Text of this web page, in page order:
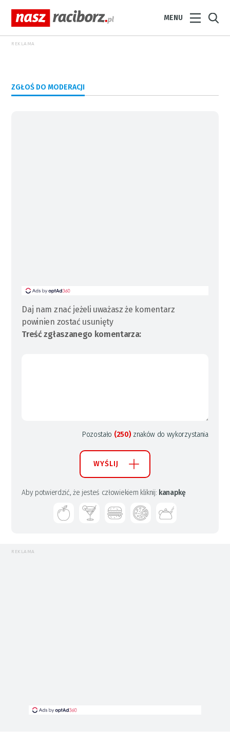
MENU
REKLAMA
ZGŁOŚ DO MODERACJI
Daj nam znać jeżeli uważasz że komentarz
powinien zostać usunięty
Treść zgłaszanego komentarza:
Pozostało (250) znaków do wykorzystania
WYŚLIJ
Aby potwierdzić, że jesteś człowiekiem kliknij: kanapkę
REKLAMA